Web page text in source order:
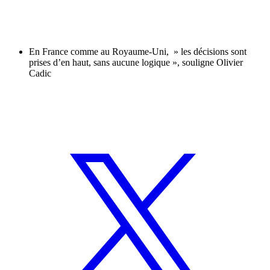
En France comme au Royaume-Uni, » les décisions sont
prises d’en haut, sans aucune logique », souligne Olivier
Cadic